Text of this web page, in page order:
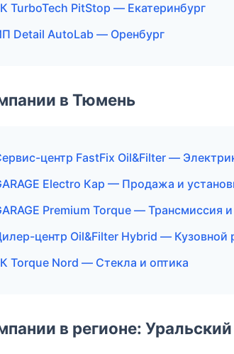
TurboTech PitStop — Екатеринбург
Detail AutoLab — Оренбург
в Тюмень
центр FastFix Oil&Filter —
Electro Кар — Продажа и
Premium Torque — Трансмиссия
центр Oil&Filter Hybrid — Кузовной
Torque Nord — Стекла и оптика
в регионе: